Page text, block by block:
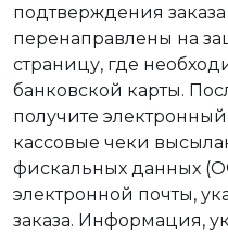
подтверждения
перенаправлены на
страницу, где
банковской карты.
получите
кассовые чеки
фискальных данных
электронной почты,
заказа. Информация,